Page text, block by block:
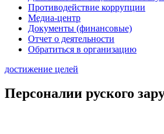
Противодействие коррупции
Медиа-центр
Документы (финансовые)
Отчет о деятельности
Обратиться в организацию
достижение целей
Персоналии руского